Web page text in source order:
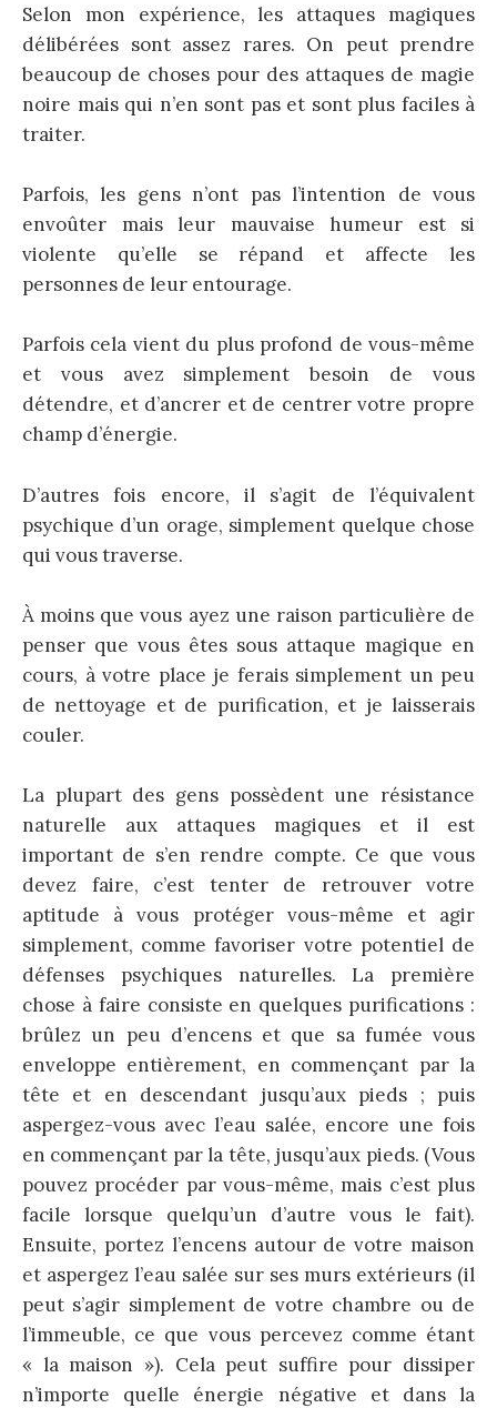
Selon mon expérience, les attaques magiques
délibérées sont assez rares. On peut prendre
beaucoup de choses pour des attaques de magie
noire mais qui n’en sont pas et sont plus faciles à
traiter.
Parfois, les gens n’ont pas l’intention de vous
envoûter mais leur mauvaise humeur est si
violente qu’elle se répand et affecte les
personnes de leur entourage.
Parfois cela vient du plus profond de vous-même
et vous avez simplement besoin de vous
détendre, et d’ancrer et de centrer votre propre
champ d’énergie.
D’autres fois encore, il s’agit de l’équivalent
psychique d’un orage, simplement quelque chose
qui vous traverse.
À moins que vous ayez une raison particulière de
penser que vous êtes sous attaque magique en
cours, à votre place je ferais simplement un peu
de nettoyage et de purification, et je laisserais
couler.
La plupart des gens possèdent une résistance
naturelle aux attaques magiques et il est
important de s’en rendre compte. Ce que vous
devez faire, c’est tenter de retrouver votre
aptitude à vous protéger vous-même et agir
simplement, comme favoriser votre potentiel de
défenses psychiques naturelles. La première
chose à faire consiste en quelques purifications :
brûlez un peu d’encens et que sa fumée vous
enveloppe entièrement, en commençant par la
tête et en descendant jusqu’aux pieds ; puis
aspergez-vous avec l’eau salée, encore une fois
en commençant par la tête, jusqu’aux pieds. (Vous
pouvez procéder par vous-même, mais c’est plus
facile lorsque quelqu’un d’autre vous le fait).
Ensuite, portez l’encens autour de votre maison
et aspergez l’eau salée sur ses murs extérieurs (il
peut s’agir simplement de votre chambre ou de
l’immeuble, ce que vous percevez comme étant
« la maison »). Cela peut suffire pour dissiper
n’importe quelle énergie négative et dans la